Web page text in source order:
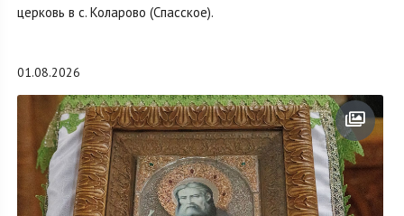
церковь в с. Коларово (Спасское).
01.08.2026